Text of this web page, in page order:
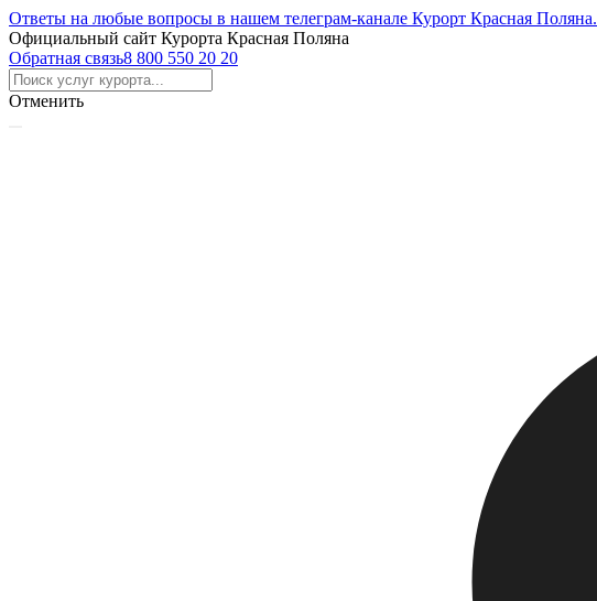
Ответы на любые вопросы в нашем телеграм-канале Курорт Красная Поляна.
Официальный сайт Курорта Красная Поляна
Обратная связь8 800 550 20 20
Отменить